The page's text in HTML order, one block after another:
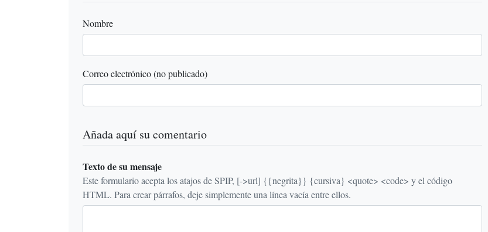
Nombre
Correo electrónico (no publicado)
Añada aquí su comentario
Texto de su mensaje
Este formulario acepta los atajos de SPIP, [->url] {{negrita}} {cursiva} <quote> <code> y el código
HTML. Para crear párrafos, deje simplemente una línea vacía entre ellos.